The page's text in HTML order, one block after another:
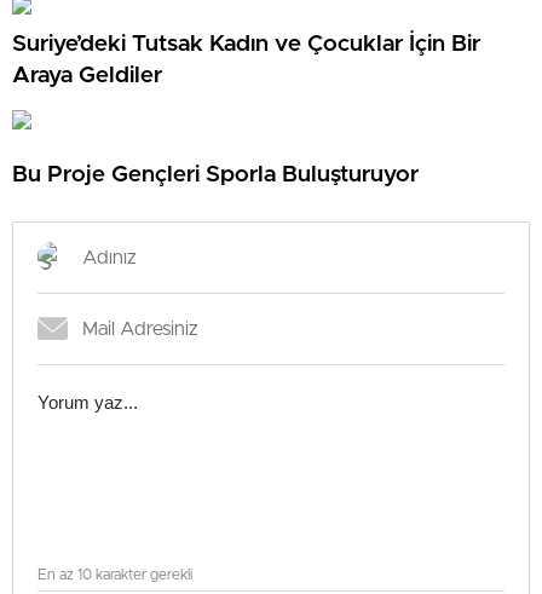
Suriye’deki Tutsak Kadın ve Çocuklar İçin Bir
Araya Geldiler
Bu Proje Gençleri Sporla Buluşturuyor
En az 10 karakter gerekli